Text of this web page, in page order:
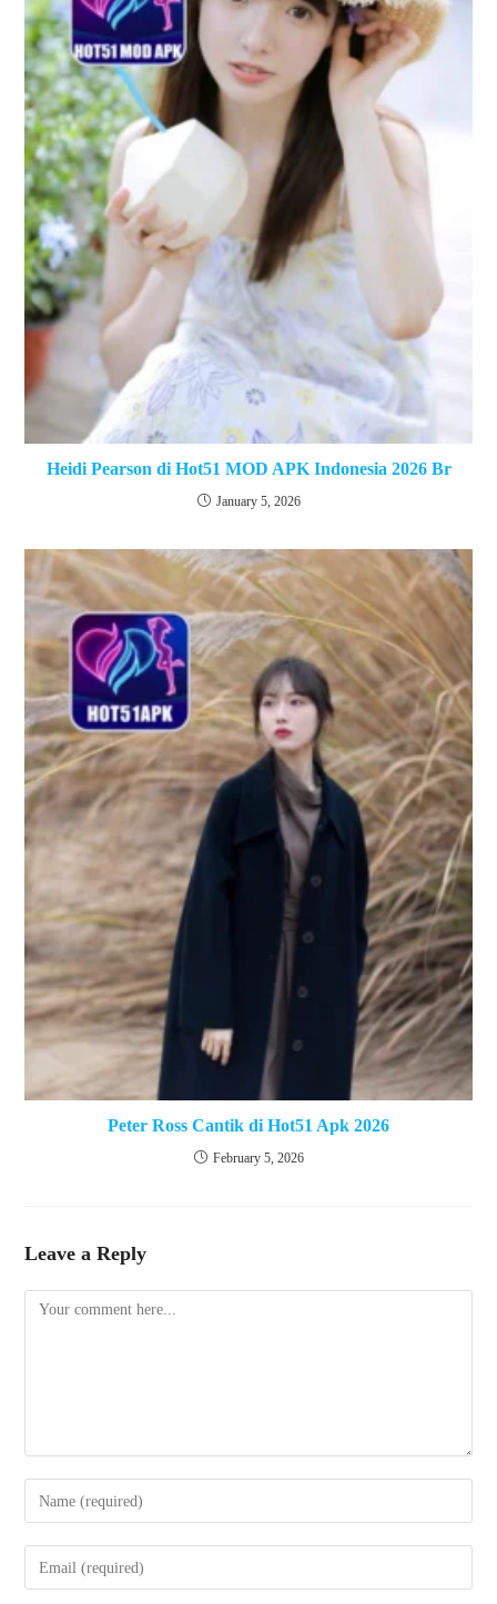
Heidi Pearson di Hot51 MOD APK Indonesia 2026 Br
January 5, 2026
Peter Ross Cantik di Hot51 Apk 2026
February 5, 2026
Leave a Reply
Comment
Enter
your
name
Enter
your